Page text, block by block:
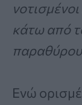
κάτω από
Ενώ